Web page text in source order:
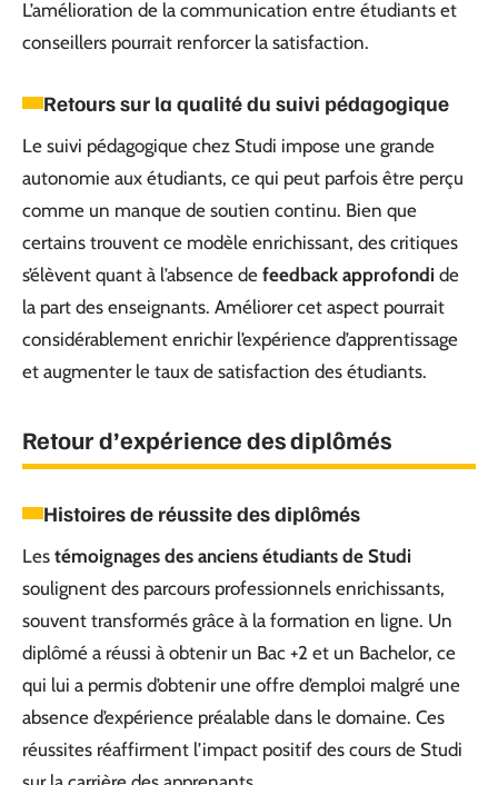
L’amélioration de la communication entre étudiants et
conseillers pourrait renforcer la satisfaction.
Retours sur la qualité du suivi pédagogique
Le suivi pédagogique chez Studi impose une grande
autonomie aux étudiants, ce qui peut parfois être perçu
comme un manque de soutien continu. Bien que
certains trouvent ce modèle enrichissant, des critiques
s’élèvent quant à l’absence de feedback approfondi de
la part des enseignants. Améliorer cet aspect pourrait
considérablement enrichir l’expérience d’apprentissage
et augmenter le taux de satisfaction des étudiants.
Retour d’expérience des diplômés
Histoires de réussite des diplômés
Les témoignages des anciens étudiants de Studi
soulignent des parcours professionnels enrichissants,
souvent transformés grâce à la formation en ligne. Un
diplômé a réussi à obtenir un Bac +2 et un Bachelor, ce
qui lui a permis d’obtenir une offre d’emploi malgré une
absence d’expérience préalable dans le domaine. Ces
réussites réaffirment l’impact positif des cours de Studi